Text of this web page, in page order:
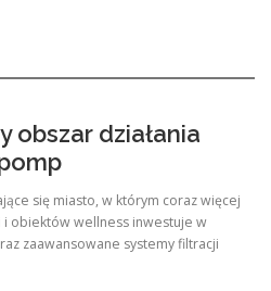
obszar działania
się miasto, w którym coraz więcej
obiektów wellness inwestuje w
zaawansowane systemy filtracji